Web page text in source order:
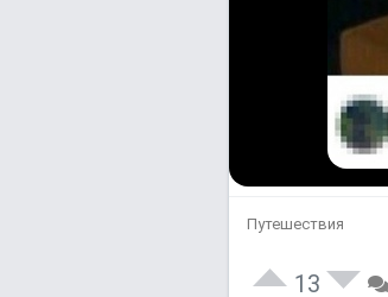
Путешествия
13